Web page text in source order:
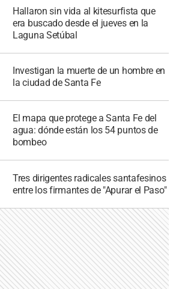
Hallaron sin vida al kitesurfista que
era buscado desde el jueves en la
Laguna Setúbal
Investigan la muerte de un hombre en
la ciudad de Santa Fe
El mapa que protege a Santa Fe del
agua: dónde están los 54 puntos de
bombeo
Tres dirigentes radicales santafesinos
entre los firmantes de "Apurar el Paso"